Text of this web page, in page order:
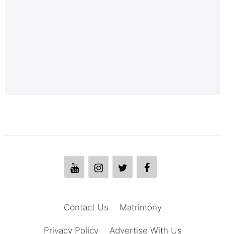
Matrimony
Contact Us
Advertise With Us
Privacy Policy